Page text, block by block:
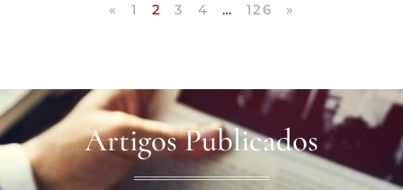
« 1 2 3 4 … 126 »
Artigos Publicados